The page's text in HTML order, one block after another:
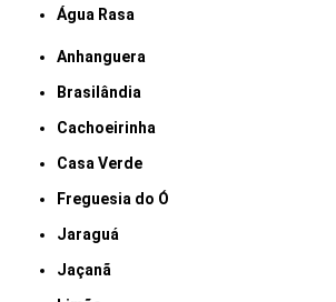
Água Rasa
Anhanguera
Brasilândia
Cachoeirinha
Casa Verde
Freguesia do Ó
Jaraguá
Jaçanã